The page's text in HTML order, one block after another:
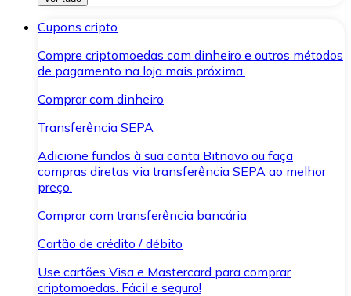
Cupons cripto
Compre criptomoedas com dinheiro e outros métodos
de pagamento na loja mais próxima.
Comprar com dinheiro
Transferência SEPA
Adicione fundos à sua conta Bitnovo ou faça
compras diretas via transferência SEPA ao melhor
preço.
Comprar com transferência bancária
Cartão de crédito / débito
Use cartões Visa e Mastercard para comprar
criptomoedas. Fácil e seguro!